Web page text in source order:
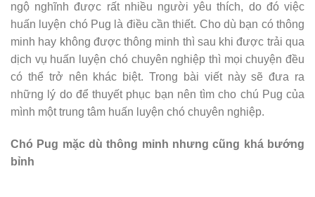
ngộ nghĩnh được rất nhiều người yêu thích, do đó việc
huấn luyện chó Pug là điều cần thiết. Cho dù bạn có thông
minh hay không được thông minh thì sau khi được trải qua
dịch vụ huấn luyện chó chuyên nghiệp thì mọi chuyện đều
có thể trở nên khác biệt. Trong bài viết này sẽ đưa ra
những lý do để thuyết phục bạn nên tìm cho chú Pug của
mình một trung tâm huấn luyện chó chuyên nghiệp.
Chó Pug mặc dù thông minh nhưng cũng khá bướng
bỉnh